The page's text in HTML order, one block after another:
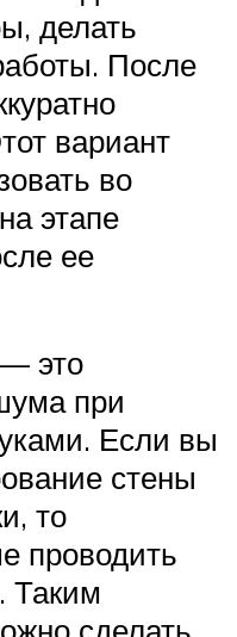
делать
После
вариант
во
этапе
ее
это
при
Если вы
стены
то
проводить
Таким